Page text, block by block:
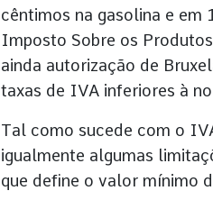
cêntimos na gasolina e em
Imposto Sobre os
ainda autorização de
taxas de IVA inferiores à
Tal como sucede com o
igualmente algumas
que define o valor mínimo